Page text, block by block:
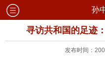
孙
寻访共和国的足迹
发布时间：